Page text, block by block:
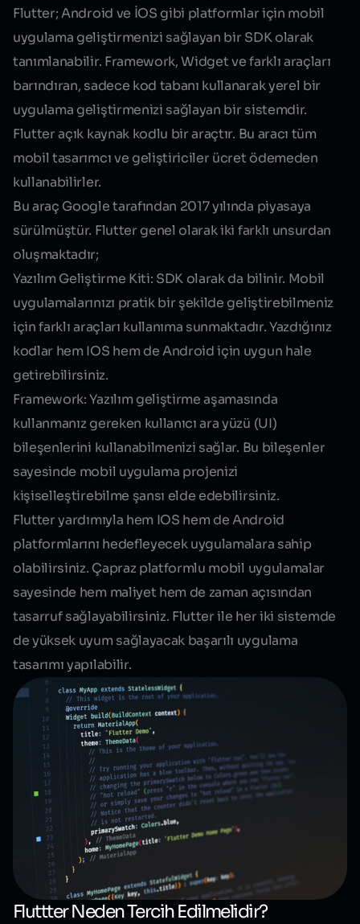
Flutter; Android ve İOS gibi platformlar için mobil
uygulama geliştirmenizi sağlayan bir SDKolarak
tanımlanabilir. Framework, Widget ve farklı araçları
barındıran, sadece kod tabanı kullanarak yerel bir
uygulama geliştirmenizi sağlayan bir sistemdir.
Flutter açık kaynak kodlu bir araçtır. Bu aracı tüm
mobil tasarımcı ve geliştiriciler ücret ödemeden
kullanabilirler.
Bu araç Google tarafından 2017 yılında piyasaya
sürülmüştür. Flutter genel olarak iki farklı unsurdan
oluşmaktadır;
Yazılım Geliştirme Kiti: SDK olarak da bilinir. Mobil
uygulamalarınızı pratik bir şekilde geliştirebilmeniz
için farklı araçları kullanıma sunmaktadır. Yazdığınız
kodlar hem IOS hem de Android için uygun hale
getirebilirsiniz.
Framework:Yazılım geliştirme aşamasında
kullanmanız gereken kullanıcı ara yüzü (UI)
bileşenlerini kullanabilmenizi sağlar. Bu bileşenler
sayesinde mobil uygulama projenizi
kişiselleştirebilme şansı elde edebilirsiniz.
Flutter yardımıyla hem IOS hem de Android
platformlarını hedefleyecek uygulamalara sahip
olabilirsiniz. Çapraz platformlu mobil uygulamalar
sayesinde hem maliyet hem de zaman açısından
tasarruf sağlayabilirsiniz. Flutter ile her iki sistemde
de yüksek uyum sağlayacak başarılı uygulama
tasarımı yapılabilir.
Fluttter Neden Tercih Edilmelidir?